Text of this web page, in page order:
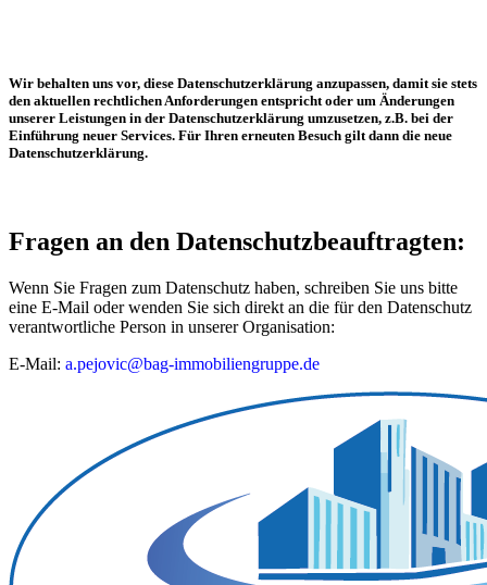
Wir behalten uns vor, diese Datenschutzerklärung anzupassen, damit sie stets
den aktuellen rechtlichen Anforderungen entspricht oder um Änderungen
unserer Leistungen in der Datenschutzerklärung umzusetzen, z.B. bei der
Einführung neuer Services. Für Ihren erneuten Besuch gilt dann die neue
Datenschutzerklärung.
Fragen an den Datenschutzbeauftragten:
Wenn Sie Fragen zum Datenschutz haben, schreiben Sie uns bitte
eine E-Mail oder wenden Sie sich direkt an die für den Datenschutz
verantwortliche Person in unserer Organisation:
E-Mail: a.pejovic@bag-immobiliengruppe.de